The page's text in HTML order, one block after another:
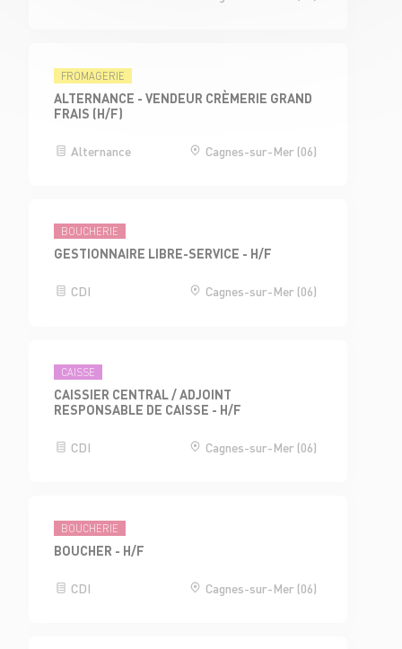
FROMAGERIE
ALTERNANCE - VENDEUR CRÈMERIE GRAND
FRAIS (H/F)
Alternance Cagnes-sur-Mer (06)
BOUCHERIE
GESTIONNAIRE LIBRE-SERVICE - H/F
CDI Cagnes-sur-Mer (06)
CAISSE
CAISSIER CENTRAL / ADJOINT
RESPONSABLE DE CAISSE - H/F
CDI Cagnes-sur-Mer (06)
BOUCHERIE
BOUCHER - H/F
CDI Cagnes-sur-Mer (06)